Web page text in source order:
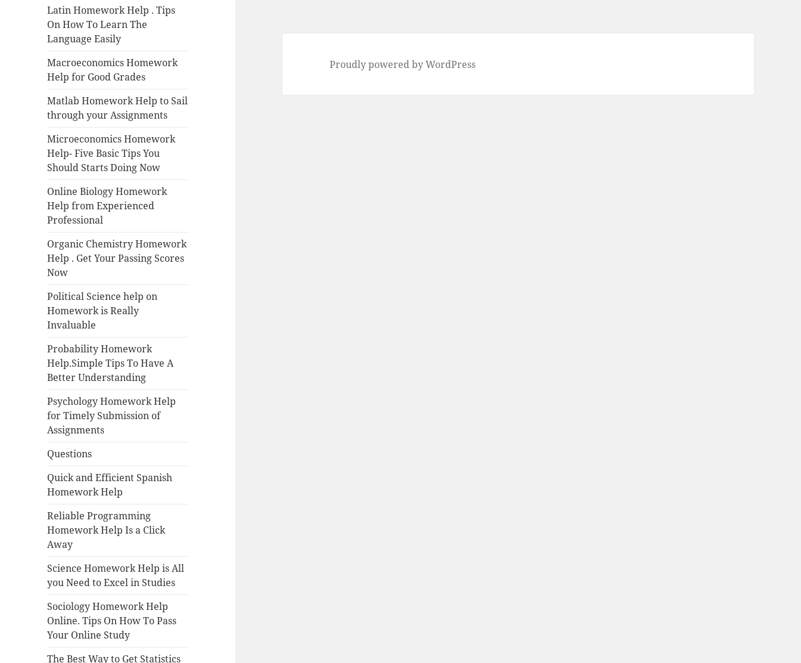
Latin Homework Help . Tips
On How To Learn The
Language Easily
Macroeconomics Homework
Help for Good Grades
Matlab Homework Help to Sail
through your Assignments
Microeconomics Homework
Help- Five Basic Tips You
Should Starts Doing Now
Online Biology Homework
Help from Experienced
Professional
Organic Chemistry Homework
Help . Get Your Passing Scores
Now
Political Science help on
Homework is Really
Invaluable
Probability Homework
Help.Simple Tips To Have A
Better Understanding
Psychology Homework Help
for Timely Submission of
Assignments
Questions
Quick and Efficient Spanish
Homework Help
Reliable Programming
Homework Help Is a Click
Away
Science Homework Help is All
you Need to Excel in Studies
Sociology Homework Help
Online. Tips On How To Pass
Your Online Study
The Best Way to Get Statistics
Proudly powered by WordPress